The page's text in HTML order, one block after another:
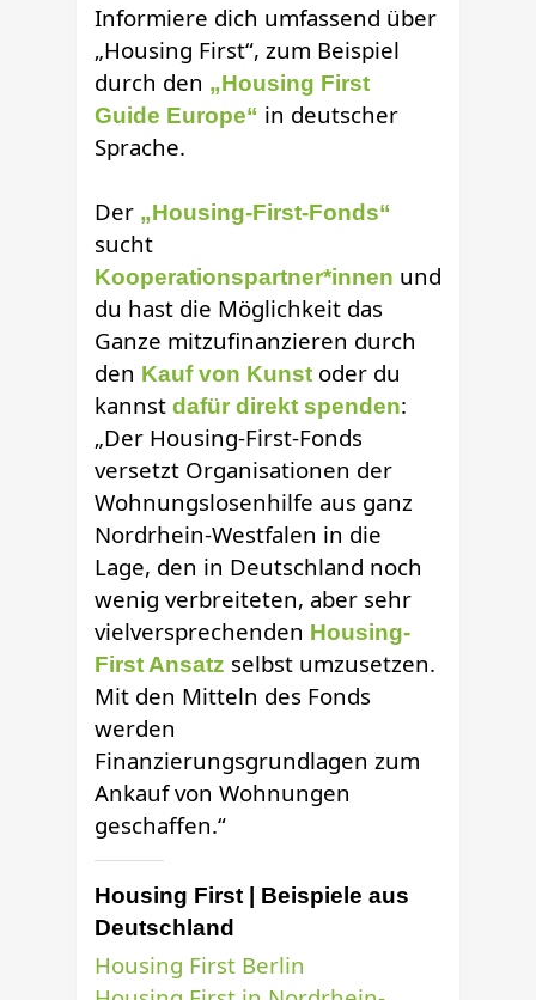
Informiere dich umfassend über
„Housing First“, zum Beispiel
durch den „Housing First
Guide Europe“ in deutscher
Sprache.
Der „Housing-First-Fonds“
sucht
Kooperationspartner*innen und
du hast die Möglichkeit das
Ganze mitzufinanzieren durch
den Kauf von Kunst oder du
kannstdafür direkt spenden:
„Der Housing-First-Fonds
versetzt Organisationen der
Wohnungslosen­hilfe aus ganz
Nordrhein-Westfalen in die
Lage, den in Deutschland noch
wenig verbreiteten, aber sehr
vielversprechenden Housing-
First Ansatz selbst umzusetzen.
Mit den Mitteln des Fonds
werden
Finanzierungsgrundlagen zum
Ankauf von Wohnungen
geschaffen.“
Housing First | Beispiele aus
Deutschland
Housing First Berlin